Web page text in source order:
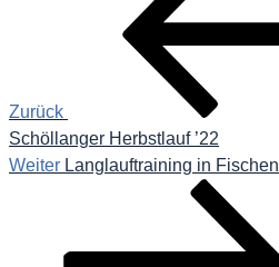
Zurück
Schöllanger Herbstlauf ’22
Nächster
Weiter Langlauftraining in Fischen